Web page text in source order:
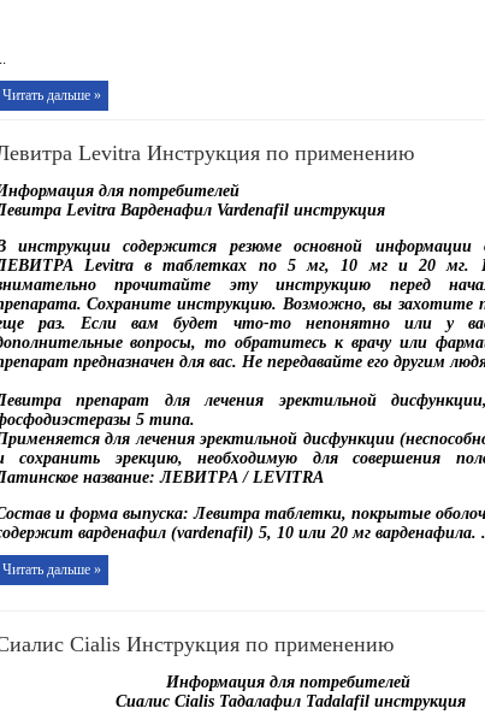
Читать дальше »
Levitra Инструкция по применению
для потребителей
Levitra Варденафил Vardenafil инструкция
инструкции содержится резюме основной информации
Levitra в таблетках по 5 мг, 10 мг и 20 мг.
прочитайте эту инструкцию перед
Сохраните инструкцию. Возможно, вы захотите
раз. Если вам будет что-то непонятно или у
вопросы, то обратитесь к врачу или
предназначен для вас. Не передавайте его другим
препарат для лечения эректильной
5 типа.
для лечения эректильной дисфункции
сохранить эрекцию, необходимую для совершения
название: ЛЕВИТРА / LEVITRA
и форма выпуска: Левитра таблетки, покрытые
варденафил (vardenafil) 5, 10 или 20 мг варденафила.
Читать дальше »
Cialis Инструкция по применению
Информация для потребителей
Сиалис Cialis Тадалафил Tadalafil инструкция